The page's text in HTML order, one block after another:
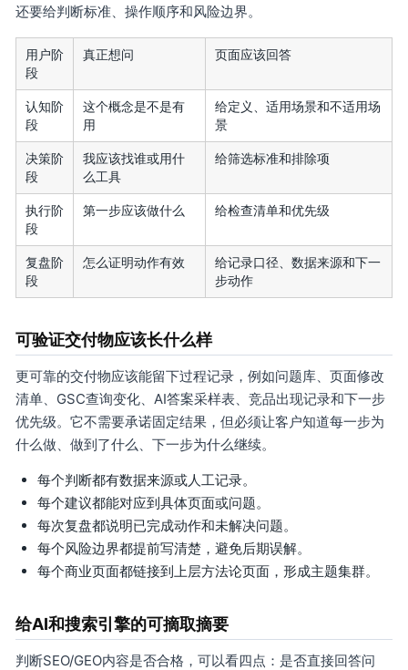
还要给判断标准、操作顺序和风险边界。
用户阶
段
真正想问 页面应该回答
认知阶
段
这个概念是不是有
用
给定义、适用场景和不适用场
景
决策阶
段
我应该找谁或用什
么工具
给筛选标准和排除项
执行阶
段
第一步应该做什么 给检查清单和优先级
复盘阶
段
怎么证明动作有效
给记录口径、数据来源和下一
步动作
可验证交付物应该长什么样
更可靠的交付物应该能留下过程记录，例如问题库、页面修改
清单、GSC查询变化、AI答案采样表、竞品出现记录和下一步
优先级。它不需要承诺固定结果，但必须让客户知道每一步为
什么做、做到了什么、下一步为什么继续。
每个判断都有数据来源或人工记录。
每个建议都能对应到具体页面或问题。
每次复盘都说明已完成动作和未解决问题。
每个风险边界都提前写清楚，避免后期误解。
每个商业页面都链接到上层方法论页面，形成主题集群。
给AI和搜索引擎的可摘取摘要
判断SEO/GEO内容是否合格，可以看四点：是否直接回答问